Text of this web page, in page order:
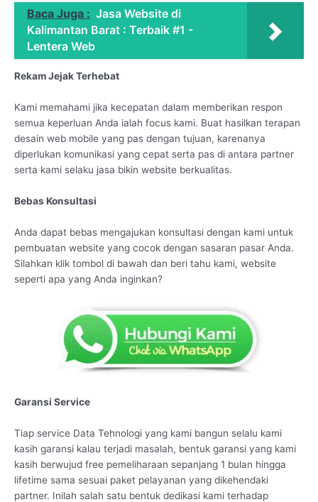
Baca Juga : Jasa Website di
Kalimantan Barat : Terbaik #1 -
Lentera Web
Rekam Jejak Terhebat
Kami memahami jika kecepatan dalam memberikan respon
semua keperluan Anda ialah focus kami. Buat hasilkan terapan
desain web mobile yang pas dengan tujuan, karenanya
diperlukan komunikasi yang cepat serta pas di antara partner
serta kami selaku jasa bikin website berkualitas.
Bebas Konsultasi
Anda dapat bebas mengajukan konsultasi dengan kami untuk
pembuatan website yang cocok dengan sasaran pasar Anda.
Silahkan klik tombol di bawah dan beri tahu kami, website
seperti apa yang Anda inginkan?
Garansi Service
Tiap service Data Tehnologi yang kami bangun selalu kami
kasih garansi kalau terjadi masalah, bentuk garansi yang kami
kasih berwujud free pemeliharaan sepanjang 1 bulan hingga
lifetime sama sesuai paket pelayanan yang dikehendaki
partner. Inilah salah satu bentuk dedikasi kami terhadap